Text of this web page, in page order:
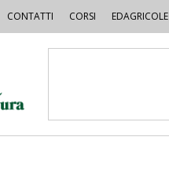
CONTATTI CORSI EDAGRICOLE